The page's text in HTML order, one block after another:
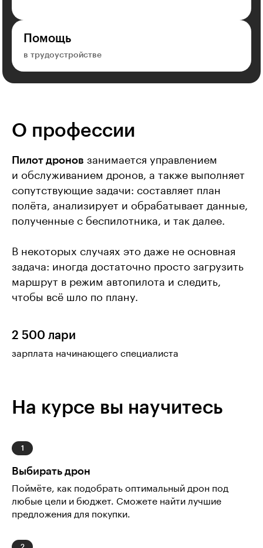
Помощь
в трудоустройстве
О профессии
Пилот дронов занимается управлением
и обслуживанием дронов, а также выполняет
сопутствующие задачи: составляет план
полёта, анализирует и обрабатывает данные,
полученные с беспилотника, и так далее.
В некоторых случаях это даже не основная
задача: иногда достаточно просто загрузить
маршрут в режим автопилота и следить,
чтобы всё шло по плану.
2 500 лари
зарплата начинающего специалиста
На курсе вы научитесь
Выбирать дрон
Поймёте, как подобрать оптимальный дрон под
любые цели и бюджет. Сможете найти лучшие
предложения для покупки.